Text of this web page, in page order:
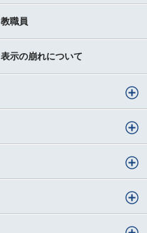
教職員
表示の崩れについて